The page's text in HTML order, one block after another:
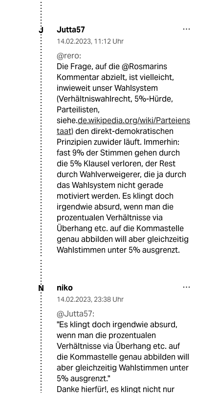
J Jutta57
14.02.2023, 11:12 Uhr
@rero:
Die Frage, auf die @Rosmarins
Kommentar abzielt, ist vielleicht,
inwieweit unser Wahlsystem
(Verhältniswahlrecht, 5%-Hürde,
Parteilisten,
siehe.de.wikipedia.org/wiki/Parteiens
taat)den direkt-demokratischen
Prinzipien zuwider läuft. Immerhin:
fast 9% der Stimmen gehen durch
die 5% Klausel verloren, der Rest
durch Wahlverweigerer, die ja durch
das Wahlsystem nicht gerade
motiviert werden. Es klingt doch
irgendwie absurd, wenn man die
prozentualen Verhältnisse via
Überhang etc. auf die Kommastelle
genau abbilden will aber gleichzeitig
Wahlstimmen unter 5% ausgrenzt.
N niko
14.02.2023, 23:38 Uhr
@Jutta57:
"Es klingt doch irgendwie absurd,
wenn man die prozentualen
Verhältnisse via Überhang etc. auf
die Kommastelle genau abbilden will
aber gleichzeitig Wahlstimmen unter
5% ausgrenzt."
Danke hierfür!, es klingt nicht nur